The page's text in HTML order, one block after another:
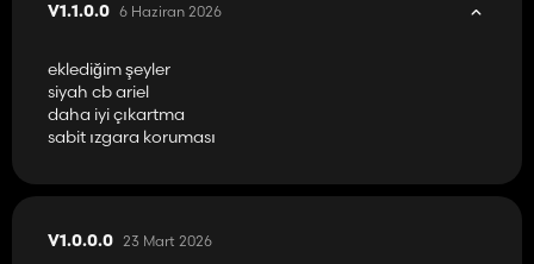
V1.1.0.0 6 Haziran 2026
eklediğim şeyler
siyah cb ariel
daha iyi çıkartma
sabit ızgara koruması
V1.0.0.0 23 Mart 2026